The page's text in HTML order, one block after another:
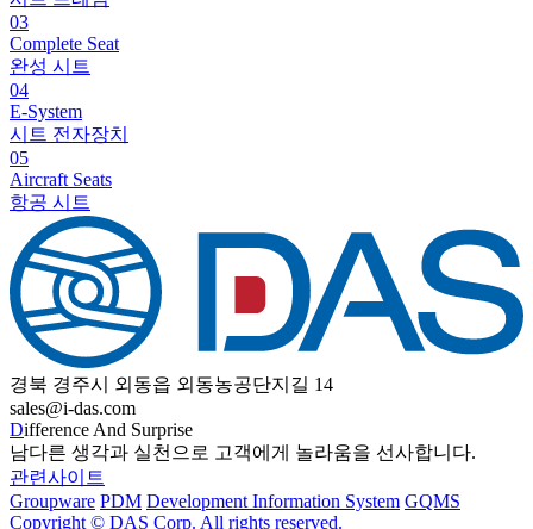
03
Complete Seat
완성 시트
04
E-System
시트 전자장치
05
Aircraft Seats
항공 시트
경북 경주시 외동읍 외동농공단지길 14
sales@i-das.com
Difference And Surprise
남다른 생각과 실천으로 고객에게 놀라움을 선사합니다.
관련사이트
Groupware PDM Development Information System GQMS
Copyright © DAS Corp. All rights reserved.